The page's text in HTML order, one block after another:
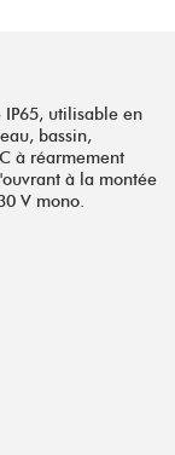
IP65, utilisable en
bassin,
à réarmement
à la montée
V mono.